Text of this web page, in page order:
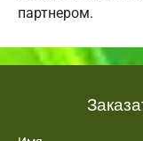
партнером.